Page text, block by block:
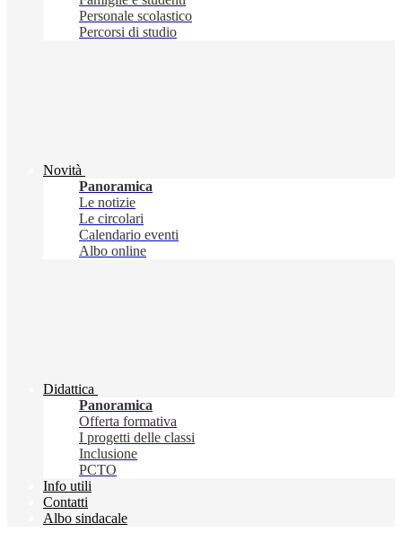
Personale scolastico
Percorsi di studio
Novità
Panoramica
Le notizie
Le circolari
Calendario eventi
Albo online
Didattica
Panoramica
Offerta formativa
I progetti delle classi
Inclusione
PCTO
Info utili
Contatti
Albo sindacale